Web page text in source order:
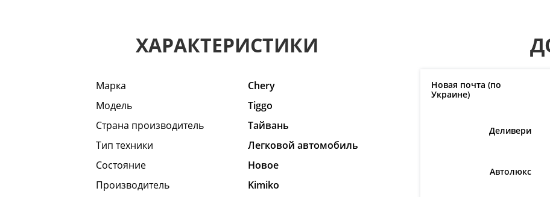
ХАРАКТЕРИСТИКИ
Марка
Chery
Модель
Tiggo
Страна производитель
Тайвань
Тип техники
Легковой автомобиль
Состояние
Hовое
Производитель
Kimiko
Новая почта (по
Украине)
Деливери
Автолюкс